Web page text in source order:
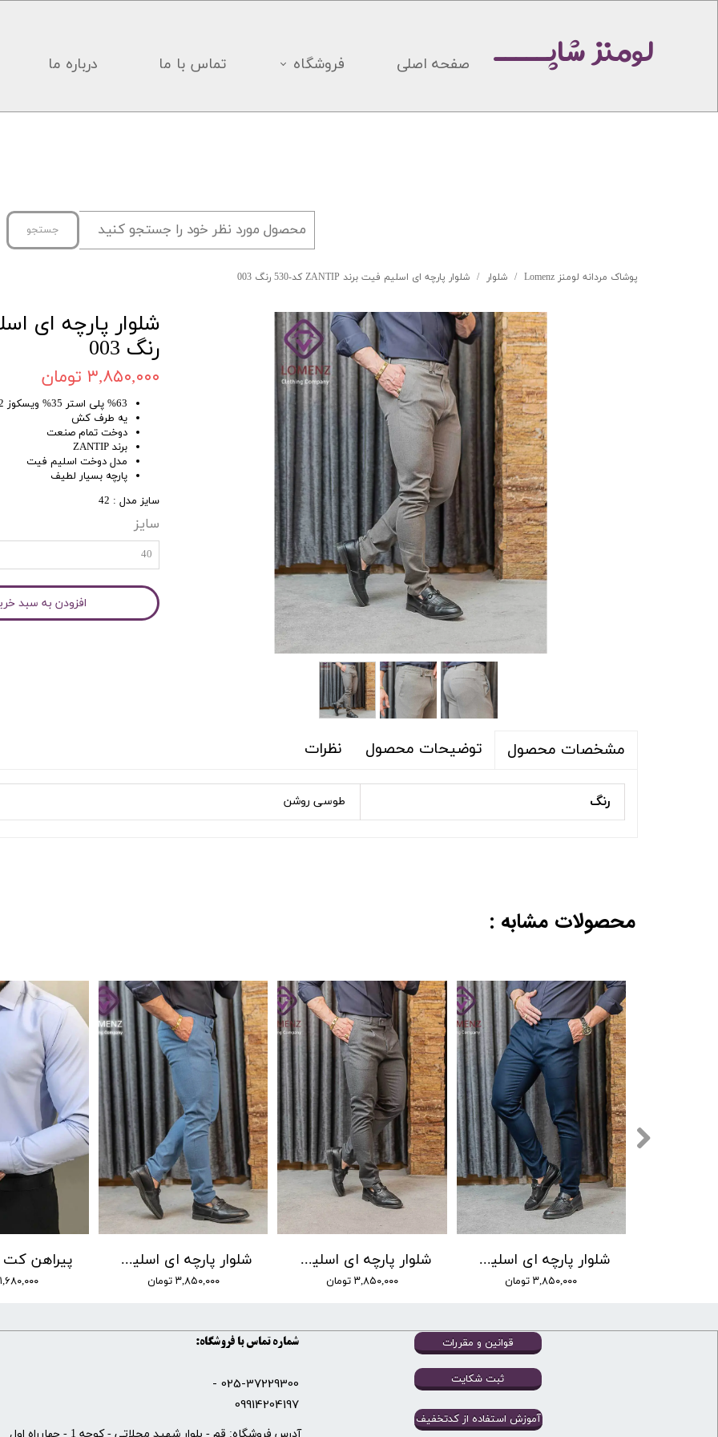
صفحه اصلی فروشگاه تماس با ما درباره ما لومنز شاپـــــ
پوشاک مردانه لومنز Lomenz شلوار شلوار پارچه ای اسلیم فیت برند ZANTIP کد-530 رنگ 003
رنگ 003
۳,۸۵۰,۰۰۰ تومان
%63 پلی استر 35% ویسکوز 2% لاکرا
یه طرف کش
دوخت تمام صنعت
برند ZANTIP
مدل دوخت اسلیم فیت
پارچه بسیار لطیف
سایز مدل : 42
سایز
40
افزودن به سبد
مشخصات محصول توضیحات محصول نظرات
رنگ طوسی روشن
جستجو
۱,۶۸۰,۰۰۰ تومان
شلوار پارچه ای اسلیم فیت برند ZANTIP کد-647 رنگ 006
۳,۸۵۰,۰۰۰ تومان
شلوار پارچه ای اسلیم فیت برند ZANTIP کد-647 رنگ 003
۳,۸۵۰,۰۰۰ تومان
شلوار پارچه ای اسلیم فیت برند ZANTIP کد-647 رنگ 002
۳,۸۵۰,۰۰۰ تومان
محصولات مشابه :
شماره تماس با فروشگاه:
025-37229300 -
09914204197
قوانین و مقررات
ثبت شکایت
آموزش استفاده از کدتخفیف